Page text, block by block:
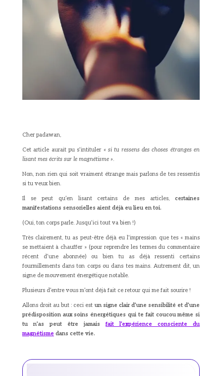
Cher padawan,
Cet article aurait pu s’intituler « si tu ressens des choses étranges en
lisant mes écrits sur le magnétisme ».
Non, non rien qui soit vraiment étrange mais parlons de tes ressentis
si tu veux bien.
Il se peut qu’en lisant certains de mes articles,certaines
manifestations sensorielles aient déjà eu lieu en toi.
(Oui, ton corps parle. Jusqu’ici tout va bien !)
Très clairement, tu as peut-être déjà eu l’impression que tes « mains
se mettaient à chauffer » (pour reprendre les termes du commentaire
récent d’une abonnée) ou bien tu as déjà ressenti certains
fourmillements dans ton corps ou dans tes mains. Autrement dit, un
signe de mouvement énergétique notable.
Plusieurs d’entre vous m’ont déjà fait ce retour qui me fait sourire !
Allons droit au but : ceci est un signe clair d’une sensibilité et d’une
prédisposition aux soins énergétiques qui te fait coucou même si
tu n’as peut être jamaisfait l’expérience consciente du
magnétisme dans cette vie.